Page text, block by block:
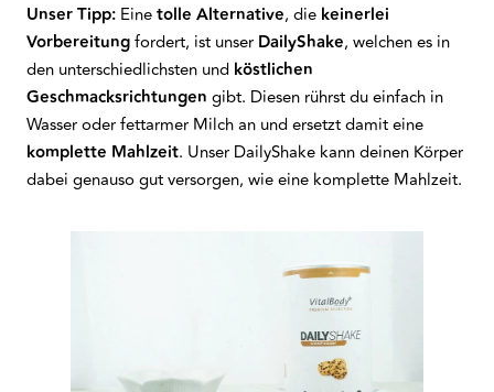
Unser Tipp: Einetolle Alternative, die keinerlei
Vorbereitungfordert, ist unser DailyShake, welchen es in
den unterschiedlichsten und köstlichen
Geschmacksrichtungen gibt. Diesen rührst du einfach in
Wasser oder fettarmer Milch an und ersetzt damit eine
komplette Mahlzeit. Unser DailyShake kann deinen Körper
dabei genauso gut versorgen, wie eine komplette Mahlzeit.